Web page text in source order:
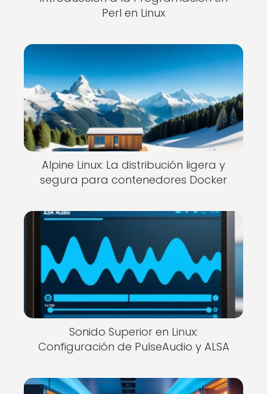
Perl en Linux
Alpine Linux: La distribución ligera y
segura para contenedores Docker
Sonido Superior en Linux:
Configuración de PulseAudio y ALSA